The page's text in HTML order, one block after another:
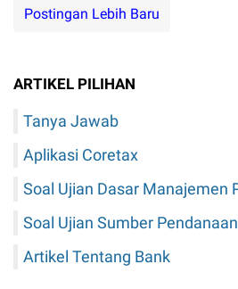
Postingan Lebih Baru
ARTIKEL PILIHAN
Tanya Jawab
Aplikasi Coretax
Soal Ujian Dasar Manajemen
Soal Ujian Sumber
Artikel Tentang Bank